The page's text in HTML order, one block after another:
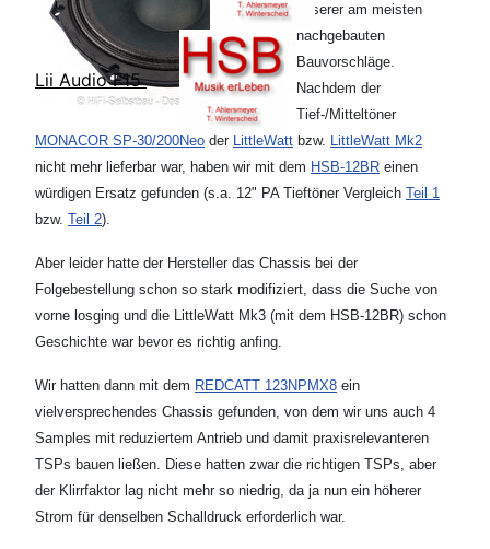
Lii Audio F15
unserer am meisten
nachgebauten
Bauvorschläge.
Nachdem der
Tief-/Mitteltöner
MONACOR SP-30/200Neo der LittleWatt bzw. LittleWatt Mk2
nicht mehr lieferbar war, haben wir mit dem HSB-12BR einen
würdigen Ersatz gefunden (s.a. 12" PA Tieftöner Vergleich Teil 1
bzw. Teil 2).
Aber leider hatte der Hersteller das Chassis bei der
Folgebestellung schon so stark modifiziert, dass die Suche von
vorne losging und die LittleWatt Mk3 (mit dem HSB-12BR) schon
Geschichte war bevor es richtig anfing.
Wir hatten dann mit dem REDCATT 123NPMX8 ein
vielversprechendes Chassis gefunden, von dem wir uns auch 4
Samples mit reduziertem Antrieb und damit praxisrelevanteren
TSPs bauen ließen. Diese hatten zwar die richtigen TSPs, aber
der Klirrfaktor lag nicht mehr so niedrig, da ja nun ein höherer
Strom für denselben Schalldruck erforderlich war.